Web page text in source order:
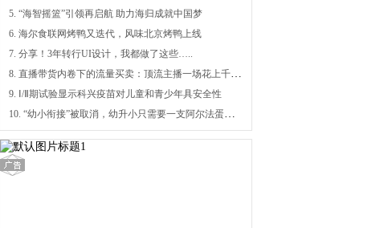
5. “海智摇篮”引领再启航 助力海归成就中国梦
6. 海尔食联网烤鸭又迭代，风味北京烤鸭上线
7. 分享！3年转行UI设计，我都做了这些…..
8. 直播带货内卷下的流量买卖：顶流主播一场花上千万元，红利消退焦虑暴增
9. Ⅰ/Ⅱ期试验显示科兴疫苗对儿童和青少年具安全性
10. “幼小衔接”被取消，幼升小只需要一支阿尔法蛋词典笔